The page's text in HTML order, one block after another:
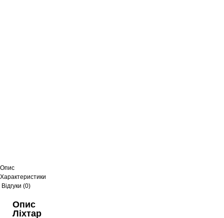
Опис
Характеристики
Відгуки (0)
Опис
Ліхтар